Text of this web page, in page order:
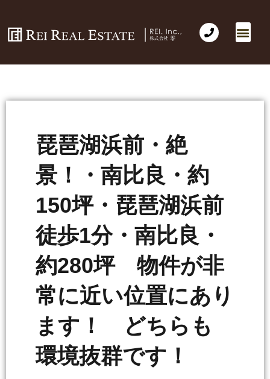
琵琶湖浜前・絶
景！・南比良・約
150坪・琵琶湖浜前
徒歩1分・南比良・
約280坪 物件が非
常に近い位置にあり
ます！ どちらも
環境抜群です！